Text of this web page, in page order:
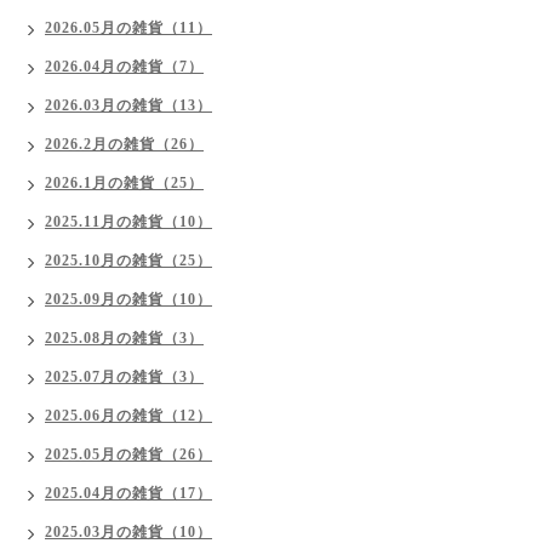
2026.05月の雑貨（11）
2026.04月の雑貨（7）
2026.03月の雑貨（13）
2026.2月の雑貨（26）
2026.1月の雑貨（25）
2025.11月の雑貨（10）
2025.10月の雑貨（25）
2025.09月の雑貨（10）
2025.08月の雑貨（3）
2025.07月の雑貨（3）
2025.06月の雑貨（12）
2025.05月の雑貨（26）
2025.04月の雑貨（17）
2025.03月の雑貨（10）